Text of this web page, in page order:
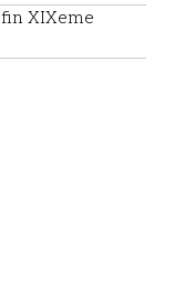
fin XIXeme